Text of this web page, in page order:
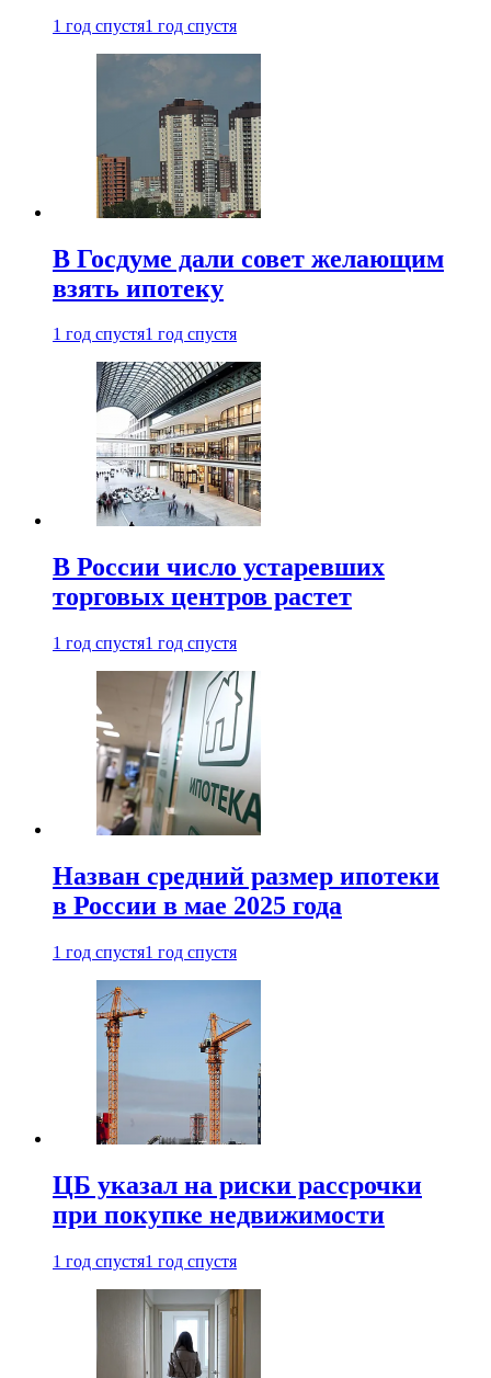
1 год спустя1 год спустя
В Госдуме дали совет желающим
взять ипотеку
1 год спустя1 год спустя
В России число устаревших
торговых центров растет
1 год спустя1 год спустя
Назван средний размер ипотеки
в России в мае 2025 года
1 год спустя1 год спустя
ЦБ указал на риски рассрочки
при покупке недвижимости
1 год спустя1 год спустя